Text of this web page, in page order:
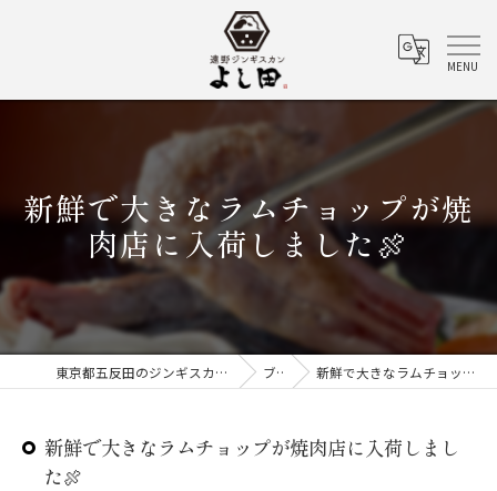
新鮮で大きなラムチョップが焼
肉店に入荷しました🍖
東京都五反田のジンギスカンなら遠野ジンギスカン よし田 ブログ 新鮮で大きなラムチョップが焼肉店に入荷しました🍖
新鮮で大きなラムチョップが焼肉店に入荷しまし
た🍖